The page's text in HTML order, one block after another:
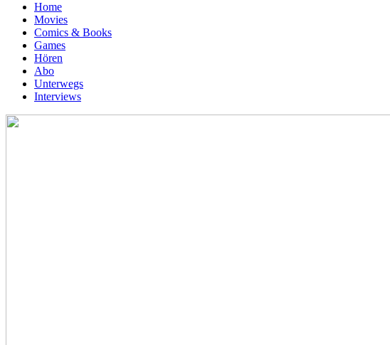
Home
Movies
Comics & Books
Games
Hören
Abo
Unterwegs
Interviews